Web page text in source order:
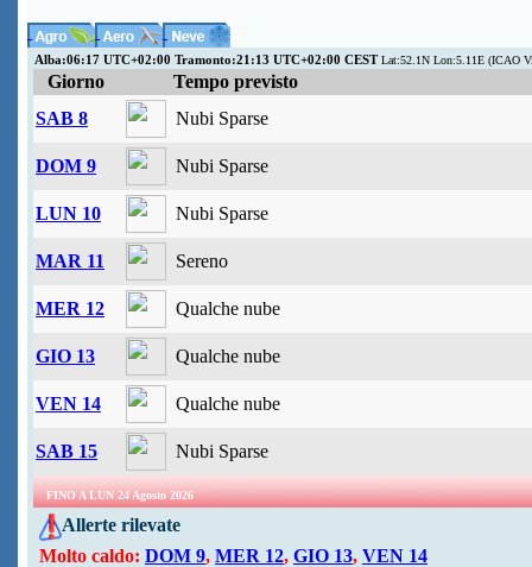
Alba:06:17 UTC+02:00 Tramonto:21:13 UTC+02:00 CESTLat:52.1N Lon:5.11E (ICAO
Giorno
Tempo previsto
SAB 8
Nubi Sparse
DOM 9 Nubi Sparse
LUN 10 Nubi Sparse
MAR 11 Sereno
MER 12 Qualche nube
GIO 13 Qualche nube
VEN 14 Qualche nube
SAB 15 Nubi Sparse
FINO A LUN 24 Agosto 2026
Allerte rilevate
Molto caldo: DOM 9, MER 12, GIO 13, VEN 14